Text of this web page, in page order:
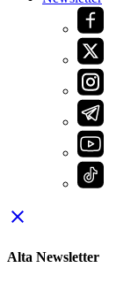
close
Alta Newsletter